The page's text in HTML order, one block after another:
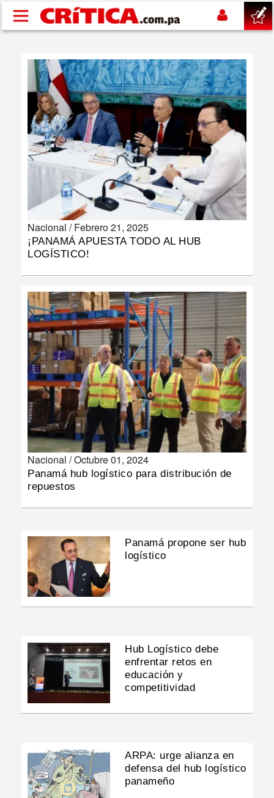
Pasar al contenido principal
SUCESOS
NACIONAL
POLÍTICA
DEPORTES
INSÓLITAS
MULTIMEDIA
IMPRESO
Nacional /Febrero 21, 2025
¡PANAMÁ APUESTA TODO AL HUB
LOGÍSTICO!
Nacional /Octubre 01, 2024
Panamá hub logístico para distribución de
repuestos
Panamá propone ser hub
logístico
Hub Logístico debe
enfrentar retos en
educación y
competitividad
ARPA: urge alianza en
defensa del hub logístico
panameño